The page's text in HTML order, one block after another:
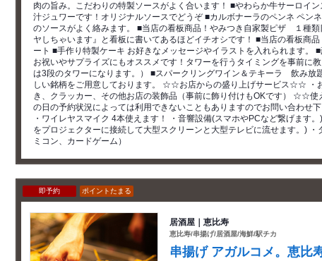
肉の旨み。こだわりの特製ソースがよく合います！ ■やわらか牛サーロイ
汁ジュワーです！オリジナルソースでどうぞ ■カルボナーラのペンネ ペン
のソースがよく絡みます。 ■当店の看板商品！やみつき自家製ピザ １種
ヤしちゃいます』と看板に書いてあるほどイチオシです！ ■当店の看板商
ート ■手作り特製ケーキ お好きなメッセージやイラストを入れられます。
お祝いやサプライズにもオススメです！タワーを行うタイミングを事前に
は3段のタワーになります。） ■スパークリングワイン＆テキーラ 飲み放
しい銘柄をご用意しております。 ☆☆お店からの盛り上げサービス☆☆ ・
き、クラッカー、その他お店の装飾品（事前に飾り付けもOKです） ☆☆
の日の予約状況によっては利用できないこともありますのでお問い合わせ
・ワイレヤスマイク 4本使えます！ ・音響設備(スマホやPCなど繋げます
をプロジェクターに接続して大型スクリーンと大型テレビに流せます。)
ミコン、カードゲーム）
即予約 ポイントたまる
居酒屋｜恵比寿
恵比寿/串揚げ/居酒屋/海鮮/駅チカ
串揚げ アガルコメ。恵比